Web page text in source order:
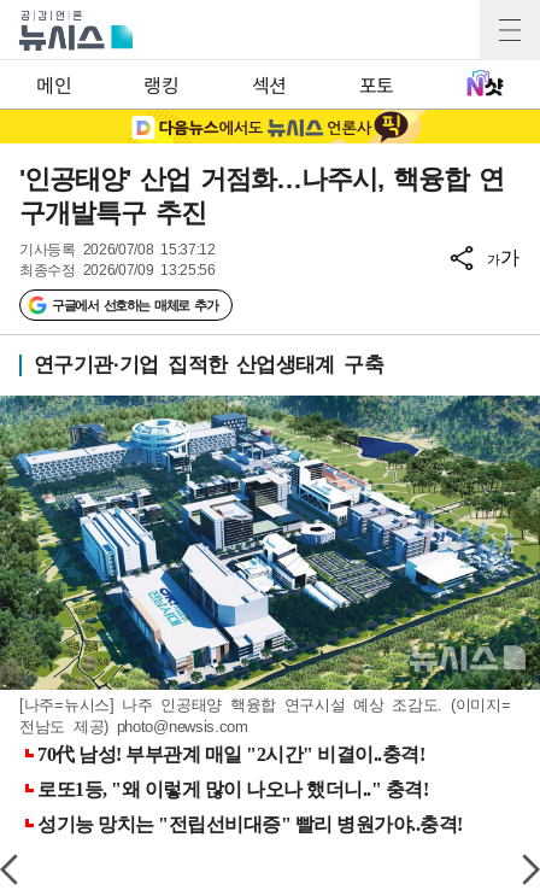
메인 랭킹 섹션 포토
'인공태양' 산업 거점화…나주시, 핵융합 연
구개발특구 추진
기사등록 2026/07/08 15:37:12
최종수정 2026/07/09 13:25:56
구글에서 선호하는 매체로 추가
가가
연구기관·기업 집적한 산업생태계 구축
[나주=뉴시스] 나주 인공태양 핵융합 연구시설 예상 조감도. (이미지=
전남도 제공) photo@newsis.com